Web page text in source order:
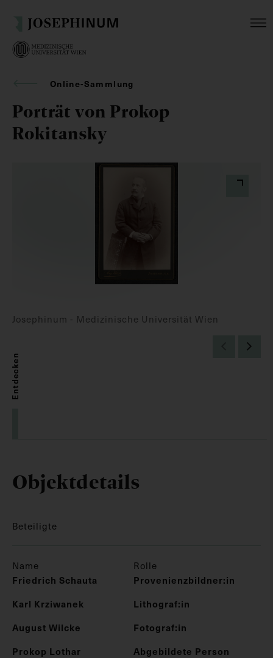
Online-Sammlung
Porträt von Prokop
Rokitansky
Josephinum - Medizinische Universität Wien
Entdecken
Objektdetails
Beteiligte
Name Rolle
Friedrich Schauta
Provenienzbildner:in
Karl Krziwanek
Lithograf:in
August Wilcke
Fotograf:in
Prokop Lothar
Abgebildete Person